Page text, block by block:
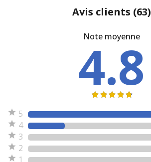
Avis clients (63)
Note moyenne
4.8
5
4
3
2
1